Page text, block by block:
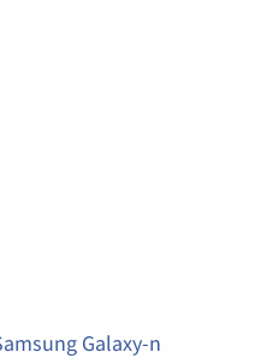
Galaxy-n